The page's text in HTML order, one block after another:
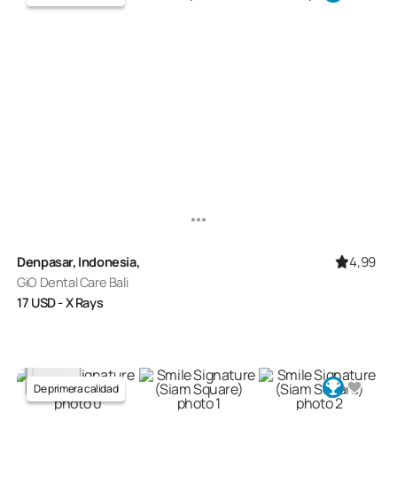
Denpasar, Indonesia, 4,99
GiO Dental Care Bali
17 USD- X Rays
De primera calidad